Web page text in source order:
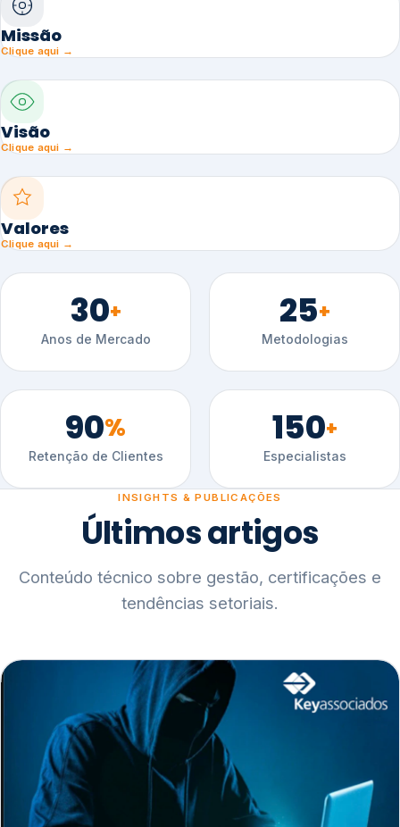
Missão
Clique aqui →
Visão
Clique aqui →
Valores
Clique aqui →
30+
Anos de Mercado
25+
Metodologias
90%
Retenção de Clientes
150+
Especialistas
INSIGHTS & PUBLICAÇÕES
Últimos artigos
Conteúdo técnico sobre gestão, certificações e
tendências setoriais.